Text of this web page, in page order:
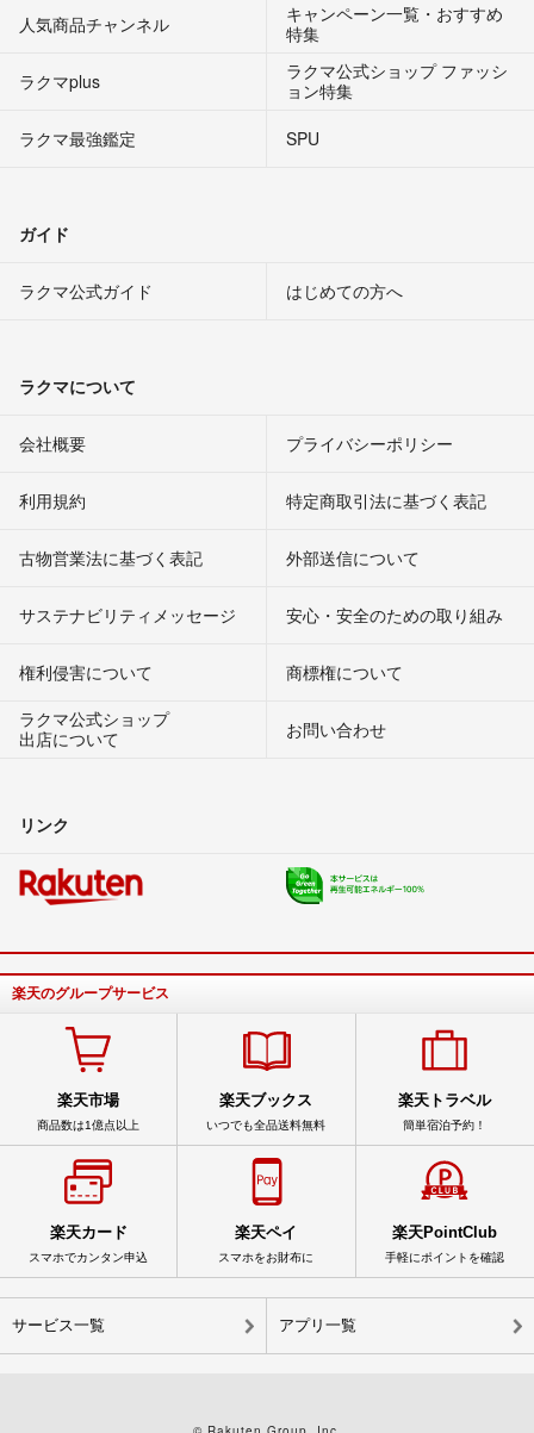
人気商品チャンネル
キャンペーン一覧・おすすめ
特集
ラクマplus
ラクマ公式ショップ ファッシ
ョン特集
ラクマ最強鑑定
SPU
ガイド
ラクマ公式ガイド はじめての方へ
ラクマについて
会社概要 プライバシーポリシー
利用規約 特定商取引法に基づく表記
古物営業法に基づく表記 外部送信について
サステナビリティメッセージ 安心・安全のための取り組み
権利侵害について
商標権について
ラクマ公式ショップ
出店について
お問い合わせ
リンク
楽天のグループサービス
楽天市場
商品数は1億点以上
楽天ブックス
いつでも全品送料無料
楽天トラベル
簡単宿泊予約！
楽天カード
スマホでカンタン申込
楽天ペイ
スマホをお財布に
楽天PointClub
手軽にポイントを確認
サービス一覧 アプリ一覧